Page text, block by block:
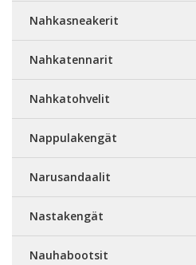
Nahkasneakerit
Nahkatennarit
Nahkatohvelit
Nappulakengät
Narusandaalit
Nastakengät
Nauhabootsit